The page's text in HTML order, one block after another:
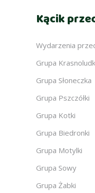
Kącik
Wydarzenia
Grupa
Grupa Słoneczka
Grupa Pszczółki
Grupa Kotki
Grupa Biedronki
Grupa Motylki
Grupa Sowy
Grupa Żabki